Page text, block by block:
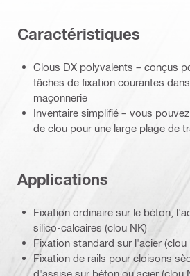
Caractéristiques
Clous DX polyvalents – conçus
tâches de fixation courantes
maçonnerie
Inventaire simplifié – vous
de clou pour une large plage de
Applications
Fixation ordinaire sur le béton,
silico-calcaires (clou NK)
Fixation standard sur l'acier (clou
Fixation de rails pour cloisons
d'assise sur béton ou acier (clou